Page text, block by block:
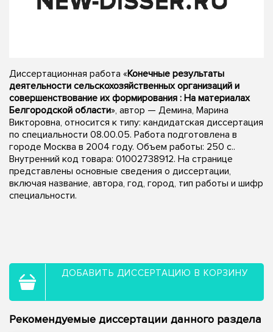
Диссертационная работа «Конечные результаты
деятельности сельскохозяйственных организаций и
совершенствование их формирования : На материалах
Белгородской области», автор — Демина, Марина
Викторовна, относится к типу: кандидатская диссертация
по специальности 08.00.05. Работа подготовлена в
городе Москва в 2004 году. Объем работы: 250 с..
Внутренний код товара: 01002738912. На странице
представлены основные сведения о диссертации,
включая название, автора, год, город, тип работы и шифр
специальности.
ДОБАВИТЬ ДИССЕРТАЦИЮ В КОРЗИНУ
Рекомендуемые диссертации данного раздела